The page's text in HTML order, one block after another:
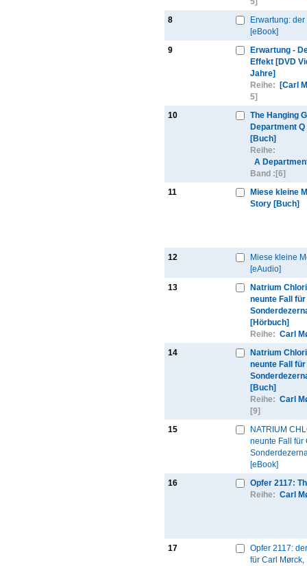
8
Erwartung:
[eBook]
9
Erwartung -
Effekt [DVD
Jahre]
Reihe:
[Carl
5]
10
The Hanging
Department
[Buch]
Reihe:
A
Band : [6]
11
Miese kleine
Story [Buch]
12
Miese kleine
[eAudio]
13
Natrium
neunte Fall
[Hörbuch]
Reihe: Carl
14
Natrium
neunte Fall
[Buch]
Reihe: Carl
[9]
15
NATRIUM
neunte Fall für
[eBook]
16
Opfer 2117:
Reihe: Carl
17
Opfer 2117:
für Carl Mørck,